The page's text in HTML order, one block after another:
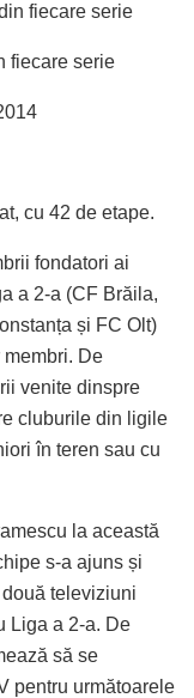
fiecare serie
fiecare serie
cu 42 de etape.
fondatori ai
a 2-a (CF Brăila,
și FC Olt)
De
venite dinspre
cluburile din ligile
în teren sau cu
la această
s-a ajuns și
televiziuni
Liga a 2-a. De
să se
pentru următoarele